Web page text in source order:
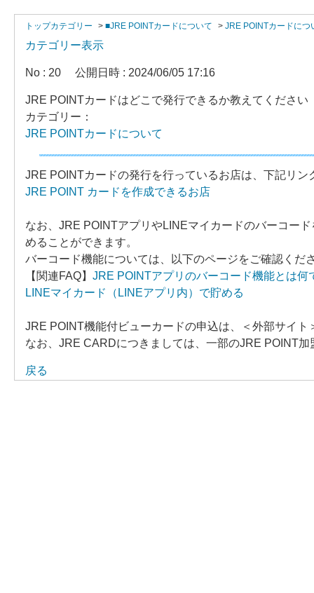
トップカテゴリー > ■JRE POINTカードについて > JRE POINTカードにつ
カテゴリー表示
No : 20 公開日時 : 2024/06/05 17:16
JRE POINTカードはどこで発行できるか教えてください
カテゴリー：
JRE POINTカードについて
JRE POINTカードの発行を行っているお店は、下記リン
JRE POINT カードを作成できるお店
なお、JRE POINTアプリやLINEマイカードのバーコー
めることができます。
バーコード機能については、以下のページをご確認くだ
【関連FAQ】 JRE POINTアプリのバーコード機能とは何
LINEマイカード（LINEアプリ内）で貯める
JRE POINT機能付ビューカードの申込は、＜外部サイト
なお、JRE CARDにつきましては、一部のJRE POINT
戻る